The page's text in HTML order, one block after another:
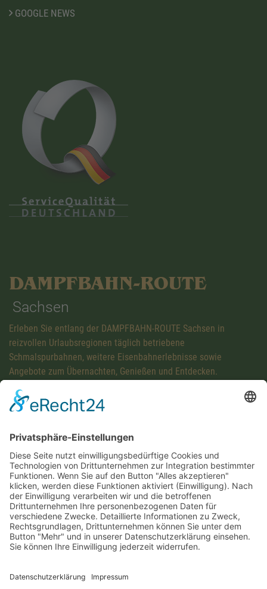
GOOGLE NEWS
DAMPFBAHN-ROUTE
Sachsen
Erleben Sie entlang der DAMPFBAHN-ROUTE Sachsen in
reizvollen Urlaubsregionen täglich betriebene
Schmalspurbahnen, weitere Eisenbahnerlebnisse sowie
Angebote zum Übernachten, Genießen und Entdecken.